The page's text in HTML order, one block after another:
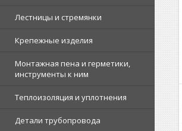
Лестницы и стремянки
Крепежные изделия
Монтажная пена и герметики,
инструменты к ним
Теплоизоляция и уплотнения
Детали трубопровода